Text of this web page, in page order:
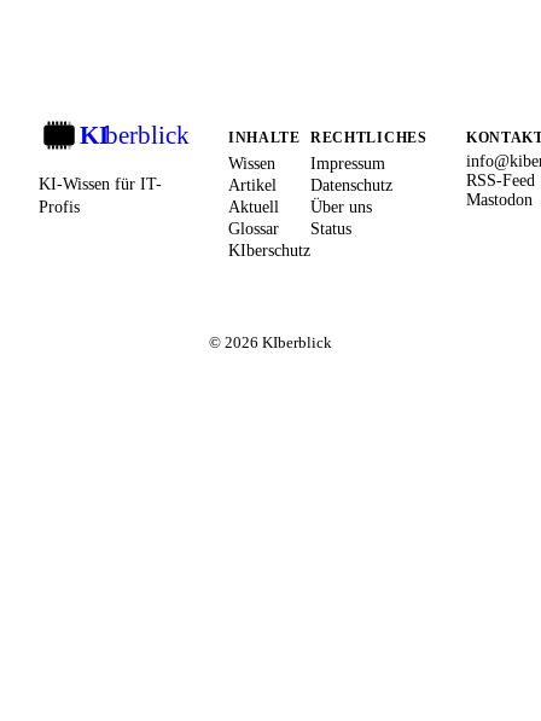
KIberblick
KI-Wissen für IT-
Profis
INHALTE
Wissen
Artikel
Aktuell
Glossar
KIberschutz
RECHTLICHES
Impressum
Datenschutz
Über uns
Status
RSS-Feed
Mastodon
© 2026 KIberblick